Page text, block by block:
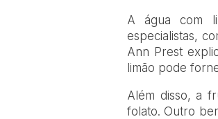
A água com
especialistas,
Ann Prest
limão pode
Além disso, a
folato. Outro